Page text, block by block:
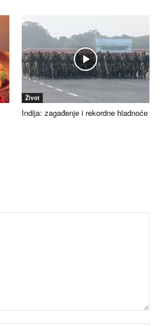
Život
Indija: zagađenje i rekordne hladnoće